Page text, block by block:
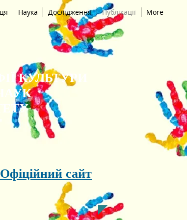
Наука Дослідження Публікації More
КУЛЬТУРИ
Офіційний сайт